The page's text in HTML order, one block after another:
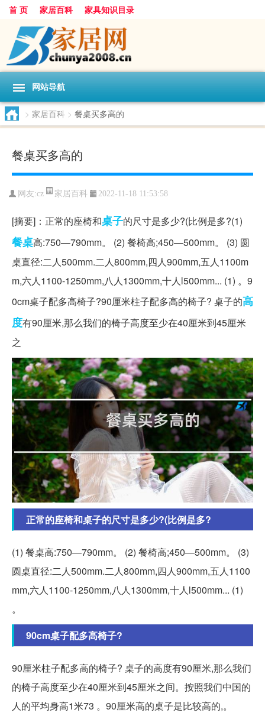
首 页 家居百科 家具知识目录
网站导航
> 家居百科 > 餐桌买多高的
餐桌买多高的
网友:cz 家居百科 2022-11-18 11:53:58
[摘要]：正常的座椅和桌子的尺寸是多少?(比例是多?(1)
餐桌高:750—790mm。 (2) 餐椅高;450—500mm。 (3) 圆
桌直径:二人500mm.二人800mm,四人900mm,五人1100m
m,六人1100-1250mm,八人1300mm,十人l500mm... (1) 。9
0cm桌子配多高椅子?90厘米柱子配多高的椅子? 桌子的高
度有90厘米,那么我们的椅子高度至少在40厘米到45厘米
之
正常的座椅和桌子的尺寸是多少?(比例是多?
(1) 餐桌高:750—790mm。 (2) 餐椅高;450—500mm。 (3)
圆桌直径:二人500mm.二人800mm,四人900mm,五人1100
mm,六人1100-1250mm,八人1300mm,十人l500mm... (1)
。
90cm桌子配多高椅子?
90厘米柱子配多高的椅子? 桌子的高度有90厘米,那么我们
的椅子高度至少在40厘米到45厘米之间。按照我们中国的
人的平均身高1米73 。90厘米高的桌子是比较高的,。